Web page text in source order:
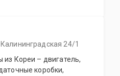
24/1
из Кореи – двигатель,
коробки,